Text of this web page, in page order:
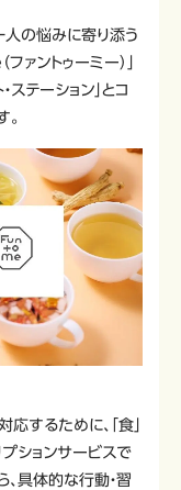
の悩みに寄り添う
ァントゥーミー）」
ステーション」とコ
。
するために、「食」
プションサービスで
具体的な行動・習